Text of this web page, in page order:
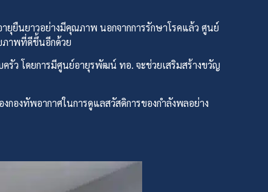
ยุยืนยาวอย่างมีคุณภาพ นอกจากการรักษาโรคแล้ว ศูนย์
ภาพที่ดีขึ้นอีกด้วย
รัว โดยการมีศูนย์อายุรพัฒน์ ทอ. จะช่วยเสริมสร้างขวัญ
กองทัพอากาศในการดูแลสวัสดิการของกำลังพลอย่าง